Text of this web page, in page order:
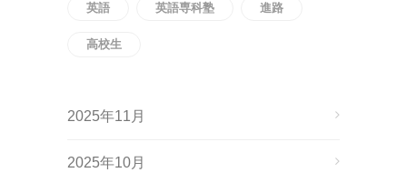
英語 英語専科塾 進路
高校生
2025年11月
2025年10月